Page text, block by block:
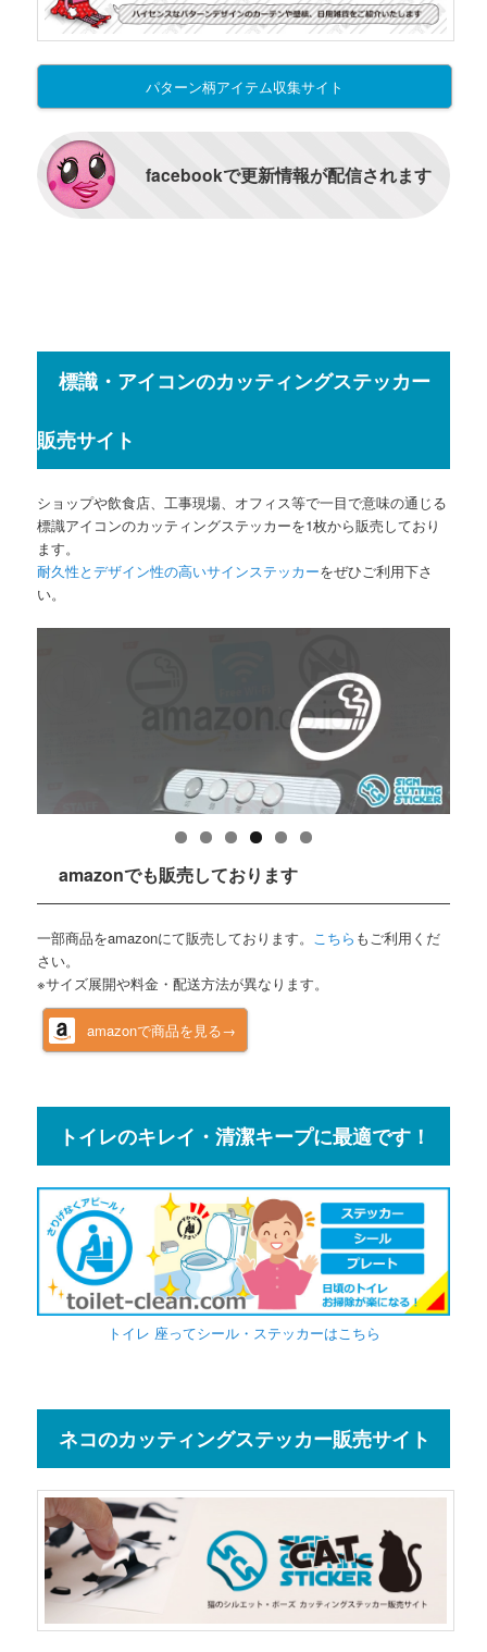
パターン柄アイテム収集サイト
facebookで更新情報が配信されます
標識・アイコンのカッティングステッカー
販売サイト
ショップや飲食店、工事現場、オフィス等で一目で意味の通じる
標識アイコンのカッティングステッカーを1枚から販売しており
ます。
耐久性とデザイン性の高いサインステッカーをぜひご利用下さ
い。
amazonでも販売しております
一部商品をamazonにて販売しております。 こちら もご利用くだ
さい。
※サイズ展開や料金・配送方法が異なります。
amazonで商品を見る→
トイレのキレイ・清潔キープに最適です！
トイレ 座ってシール・ステッカーはこちら
ネコのカッティングステッカー販売サイト